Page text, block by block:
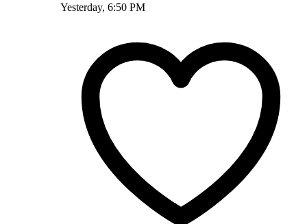
Yesterday, 6:50 PM